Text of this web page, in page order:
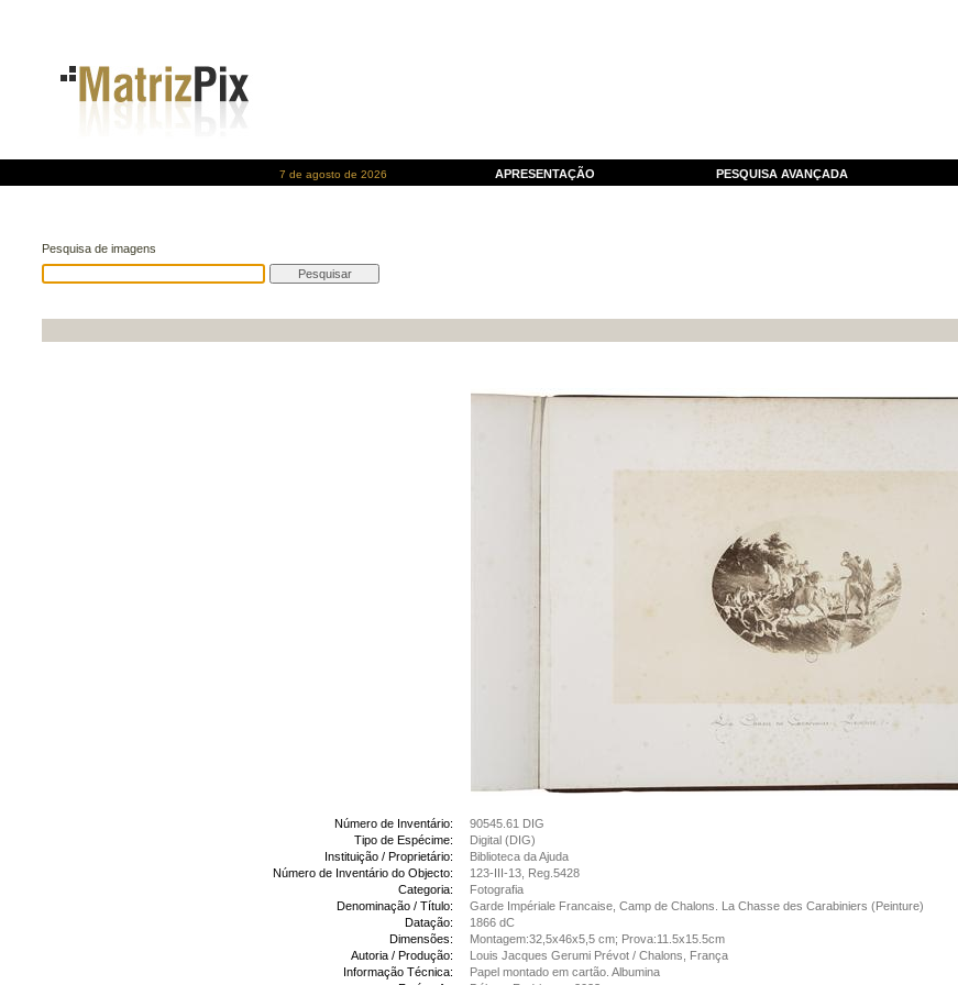
7 de agosto de 2026 APRESENTAÇÃO PESQUISA AVANÇADA
Pesquisa de imagens
Número de Inventário:
90545.61 DIG
Tipo de Espécime:
Digital (DIG)
Instituição / Proprietário:
Biblioteca da Ajuda
Número de Inventário do Objecto:
123-III-13, Reg.5428
Categoria:
Fotografia
Denominação / Título:
Garde Impériale Francaise, Camp de Chalons. La Chasse des Carabiniers (Peinture)
Datação:
1866 dC
Dimensões:
Montagem:32,5x46x5,5 cm; Prova:11.5x15.5cm
Autoria / Produção:
Louis Jacques Gerumi Prévot / Chalons, França
Informação Técnica:
Papel montado em cartão. Albumina